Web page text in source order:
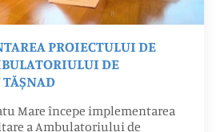
PROIECTULUI DE
DE
Mare începe implementarea
a Ambulatoriului de